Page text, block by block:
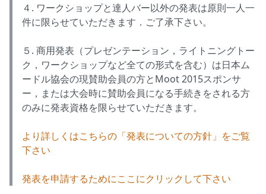
４. ワークショップと達人バー以外の発表は原則一人一
件に限らせていただきます．ご了承下さい。
５. 商用発表（プレゼンテーション，ライトニングトー
ク，ワークショップなど全ての形式を含む）は日本ム
ードル協会の現賛助会員の方とMoot 2015スポンサ
ー，または大会時に賛助会員になる手続きをされる方
のみに発表資格を限らせていただきます。
より詳しくはこちらの「発表についての方針」をご覧
下さい
発表を申請するためにここにクリックして下さい